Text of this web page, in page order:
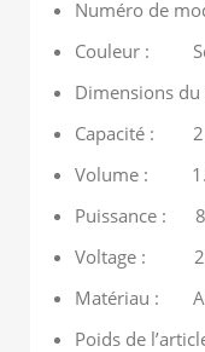
Numéro de
Couleur :
Dimensions
Capacité : 2
Volume :
Puissance :
Voltage :
Matériau :
Poids de